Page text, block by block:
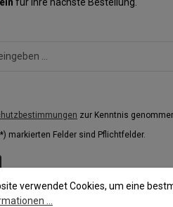
zur Kenntnis
markierten Felder sind Pflichtfelder.
verwendet Cookies, um eine
...